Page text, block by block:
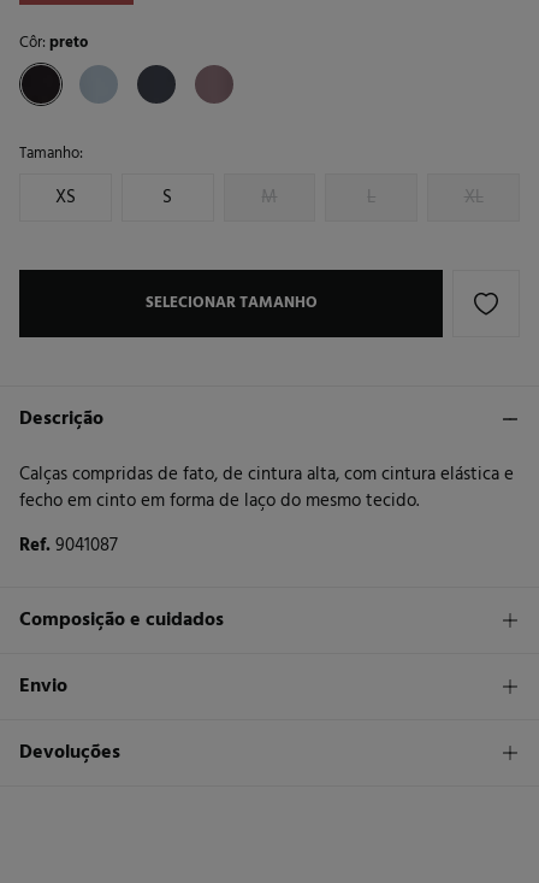
Côr:preto
Tamanho:
XS S M L XL
SELECIONAR TAMANHO
Descrição
Calças compridas de fato, de cintura alta, com cintura elástica e
fecho em cinto em forma de laço do mesmo tecido.
Ref.9041087
Composição e cuidados
Composição
Envio
STANDARD
Devoluções